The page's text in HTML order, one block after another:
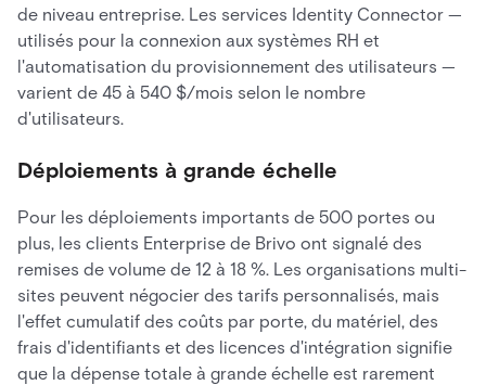
de niveau entreprise. Les services Identity Connector —
utilisés pour la connexion aux systèmes RH et
l'automatisation du provisionnement des utilisateurs —
varient de 45 à 540 $/mois selon le nombre
d'utilisateurs.
Déploiements à grande échelle
Pour les déploiements importants de 500 portes ou
plus, les clients Enterprise de Brivo ont signalé des
remises de volume de 12 à 18 %. Les organisations multi-
sites peuvent négocier des tarifs personnalisés, mais
l'effet cumulatif des coûts par porte, du matériel, des
frais d'identifiants et des licences d'intégration signifie
que la dépense totale à grande échelle est rarement